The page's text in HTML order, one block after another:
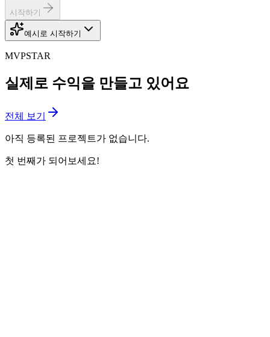
시작하기
예시로 시작하기
MVPSTAR
실제로 수익을 만들고 있어요
전체 보기
아직 등록된 프로젝트가 없습니다.
첫 번째가 되어보세요!